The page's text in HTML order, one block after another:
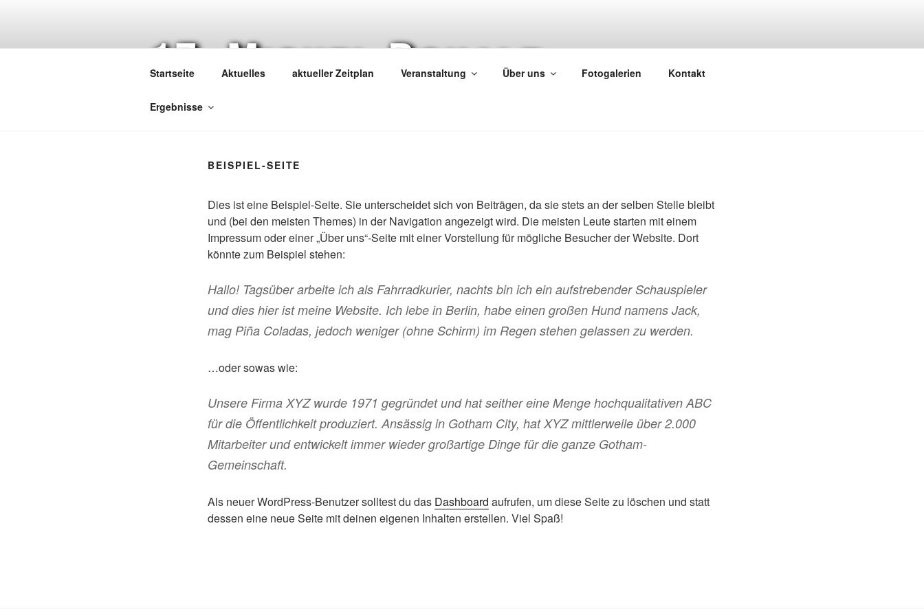
17. Michel-Pokale
Startseite Aktuelles aktueller Zeitplan Veranstaltung Über uns Fotogalerien Kontakt
Ergebnisse
BEISPIEL-SEITE
Dies ist eine Beispiel-Seite. Sie unterscheidet sich von Beiträgen, da sie stets an der selben Stelle bleibt
und (bei den meisten Themes) in der Navigation angezeigt wird. Die meisten Leute starten mit einem
Impressum oder einer „Über uns“-Seite mit einer Vorstellung für mögliche Besucher der Website. Dort
könnte zum Beispiel stehen:
Hallo! Tagsüber arbeite ich als Fahrradkurier, nachts bin ich ein aufstrebender Schauspieler
und dies hier ist meine Website. Ich lebe in Berlin, habe einen großen Hund namens Jack,
mag Piña Coladas, jedoch weniger (ohne Schirm) im Regen stehen gelassen zu werden.
…oder sowas wie:
Unsere Firma XYZ wurde 1971 gegründet und hat seither eine Menge hochqualitativen ABC
für die Öffentlichkeit produziert. Ansässig in Gotham City, hat XYZ mittlerweile über 2.000
Mitarbeiter und entwickelt immer wieder großartige Dinge für die ganze Gotham-
Gemeinschaft.
Als neuer WordPress-Benutzer solltest du das Dashboard aufrufen, um diese Seite zu löschen und statt
dessen eine neue Seite mit deinen eigenen Inhalten erstellen. Viel Spaß!